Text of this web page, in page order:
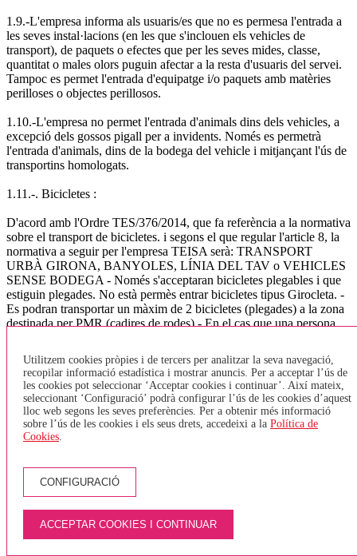
1.9.-L'empresa informa als usuaris/es que no es permesa l'entrada a
les seves instal·lacions (en les que s'inclouen els vehicles de
transport), de paquets o efectes que per les seves mides, classe,
quantitat o males olors puguin afectar a la resta d'usuaris del servei.
Tampoc es permet l'entrada d'equipatge i/o paquets amb matèries
perilloses o objectes perillosos.
1.10.-L'empresa no permet l'entrada d'animals dins dels vehicles, a
excepció dels gossos pigall per a invidents. Només es permetrà
l'entrada d'animals, dins de la bodega del vehicle i mitjançant l'ús de
transportins homologats.
1.11.-. Bicicletes :
D'acord amb l'Ordre TES/376/2014, que fa referència a la normativa
sobre el transport de bicicletes. i segons el que regular l'article 8, la
normativa a seguir per l'empresa TEISA serà: TRANSPORT
URBÀ GIRONA, BANYOLES, LÍNIA DEL TAV o VEHICLES
SENSE BODEGA - Només s'acceptaran bicicletes plegables i que
estiguin plegades. No està permès entrar bicicletes tipus Girocleta. -
Es podran transportar un màxim de 2 bicicletes (plegades) a la zona
destinada per PMR (cadires de rodes) - En el cas que una persona
l'autobús i esperar el següent, ja que tenen prioritat les cadires de
rodes. - Només s'acceptarà una bicicleta per persona. - Els viatgers
no hauran de pagar per pujar la bicicleta. TRANSPORT
INTERURBÀ - Les bicicletes aniran sempre a la bodega, aquestes
hauran de tenir un estat de neteja correcte i en cap cas s'acceptaran
quan estiguin brutes (fang, greix,..). - El nombre de bicicletes que es
en funció de les dimensions del vehicle, per al vehicles de més de 45
places s'ha fixat un màxim de 2 bicicletes per autocar, doncs s'ha de
preveure espai per la resta d'equipatge. (l'Ordre indica un màxim de
5 bicicletes) - El passatger que transporti una bicicleta a bord del
vehicle serà responsable dels danys i perjudicis que aquesta pugui
produir a altres passatgers, als seus equipatges i al mateix vehicle. -
Només es podran carregar bicicletes a les parades on es pugui aturar
Utilitzem cookies pròpies i de tercers per analitzar la seva navegació,
recopilar informació estadística i mostrar anuncis. Per a acceptar l’ús de
les cookies pot seleccionar ‘Acceptar cookies i continuar’. Així mateix,
seleccionant ‘Configuració’ podrà configurar l’ús de les cookies d’aquest
lloc web segons les seves preferències. Per a obtenir més informació
sobre l’ús de les cookies i els seus drets, accedeixi a la Política de
Cookies.
CONFIGURACIÓ
ACCEPTAR COOKIES I CONTINUAR